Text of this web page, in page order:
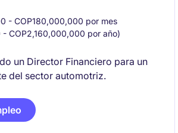
- COP180,000,000 por mes
COP2,160,000,000 por año)
un Director Financiero para un
del sector automotriz.